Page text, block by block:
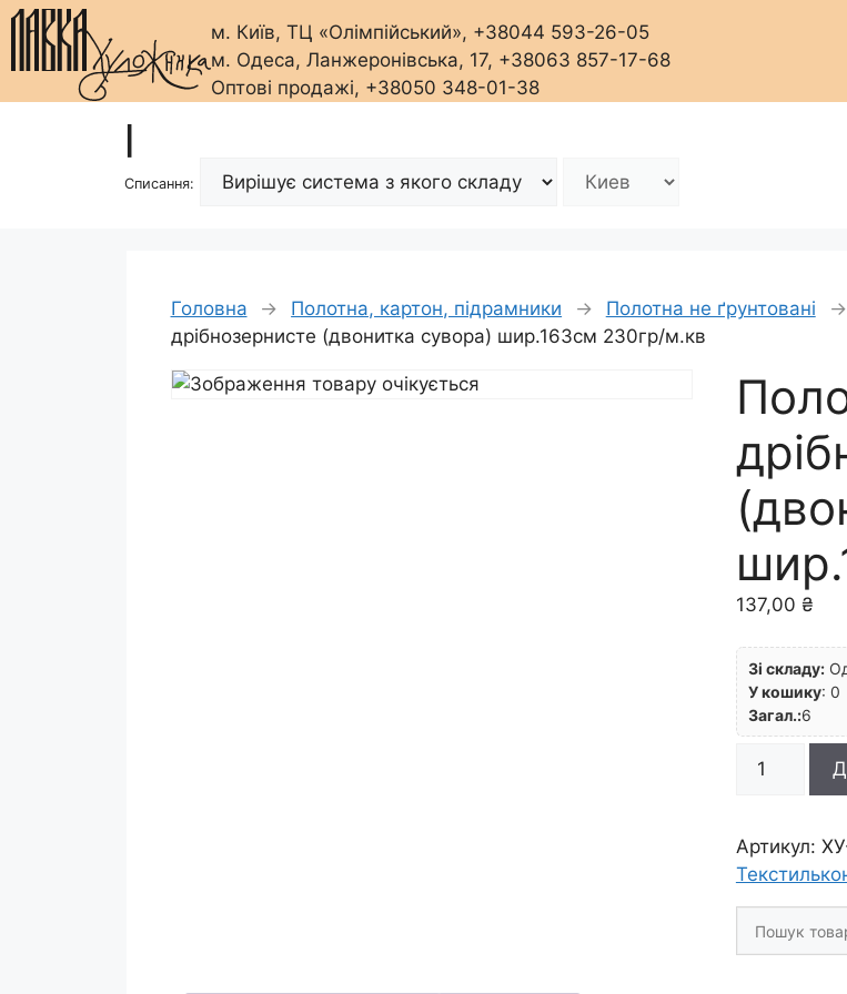
м. Київ, ТЦ «Олімпійський», +38044 593-26-05
м. Одеса, Ланжеронівська, 17, +38063 857-17-68
Оптові продажі, +38050 348-01-38
Списання:
Головна → Полотна, картон, підрамники → Полотна не ґрунтовані →
дрібнозернисте (двонитка сувора) шир.163см 230гр/м.кв
137,00 ₴
Зі складу:
У кошику: 0
Загал.:6
Полотно
(двонитка
сувора)
230гр/
м.кв
Артикул:
Шукати
товари